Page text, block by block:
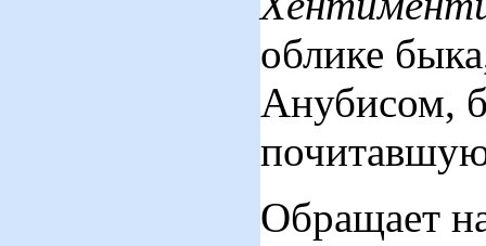
облике
Анубисом,
Обращает